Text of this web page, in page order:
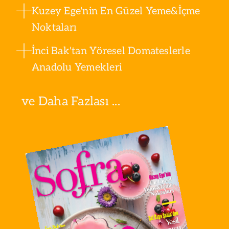
Kuzey Ege'nin En Güzel Yeme&İçme
Noktaları
İnci Bak'tan Yöresel Domateslerle
Anadolu Yemekleri
ve Daha Fazlası ...